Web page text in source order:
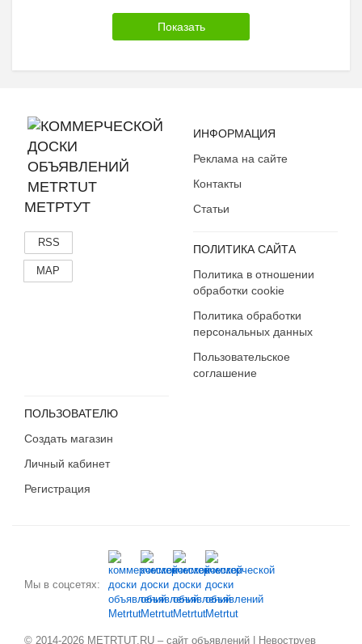
МЕТРТУТ
RSS
MAP
ИНФОРМАЦИЯ
Реклама на сайте
Контакты
Статьи
ПОЛИТИКА САЙТА
Политика в отношении
обработки cookie
Политика обработки
персональных данных
Пользовательское
соглашение
ПОЛЬЗОВАТЕЛЮ
Создать магазин
Личный кабинет
Регистрация
Мы в соцсетях:
© 2014-2026 METRTUT.RU – сайт объявлений | Невоструев